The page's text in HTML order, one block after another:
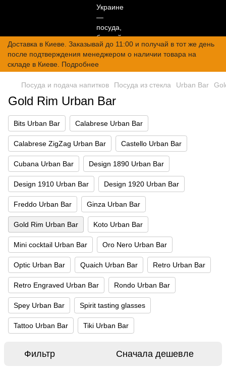
Доставка в Киеве. Заказывай до 11:00 и получай в тот же день
после подтверждения менеджером о наличии товара на
складе в Киеве. Подробнее
Посуда и подача напитков Посуда из стекла Urban Bar
Gold Rim Urban Bar
Bits Urban Bar Calabrese Urban Bar
Calabrese ZigZag Urban Bar Castello Urban Bar
Cubana Urban Bar Design 1890 Urban Bar
Design 1910 Urban Bar Design 1920 Urban Bar
Freddo Urban Bar Ginza Urban Bar
Gold Rim Urban Bar Koto Urban Bar
Mini cocktail Urban Bar Oro Nero Urban Bar
Optic Urban Bar Quaich Urban Bar Retro Urban Bar
Retro Engraved Urban Bar Rondo Urban Bar
Spey Urban Bar Spirit tasting glasses
Tattoo Urban Bar Tiki Urban Bar
Фильтр Сначала дешевле